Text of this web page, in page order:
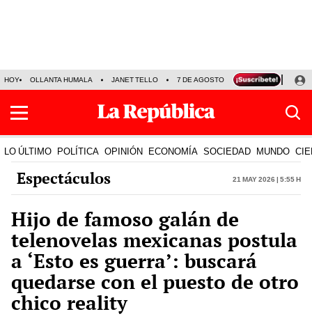
HOY OLLANTA HUMALA JANET TELLO 7 DE AGOSTO TINKA RESULTADOS
LO ÚLTIMO POLÍTICA OPINIÓN ECONOMÍA SOCIEDAD MUNDO
Espectáculos 21 May 2026 | 5:55 h
Hijo de famoso galán de
telenovelas mexicanas postula
a ‘Esto es guerra’: buscará
quedarse con el puesto de otro
chico reality